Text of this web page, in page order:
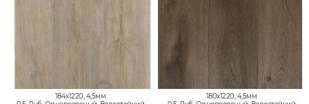
184x1220, 4,5мм
180x1220, 4,5мм